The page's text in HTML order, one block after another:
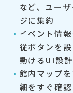
など、ユー
ジに集約
イベント情
従ボタンを
動けるUI設
館内マップ
細をすぐ確